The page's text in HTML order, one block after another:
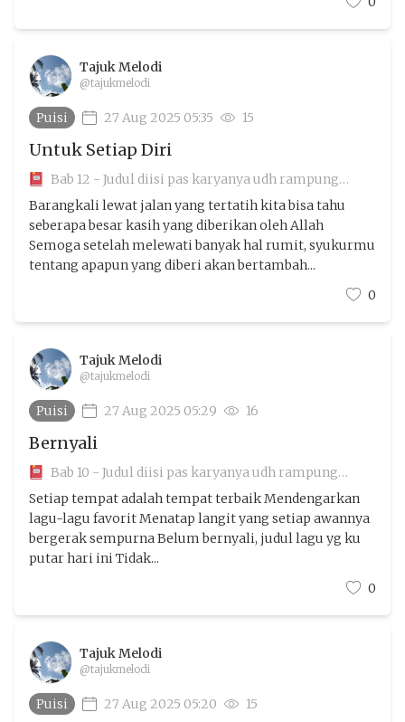
Tajuk Melodi
@tajukmelodi
Puisi 27 Aug 2025 05:35 15
Untuk Setiap Diri
Bab 12 - Judul diisi pas karyanya udh rampung
aamiin
Barangkali lewat jalan yang tertatih kita bisa tahu
seberapa besar kasih yang diberikan oleh Allah
Semoga setelah melewati banyak hal rumit, syukurmu
tentang apapun yang diberi akan bertambah...
0
Tajuk Melodi
@tajukmelodi
Puisi 27 Aug 2025 05:29 16
Bernyali
Bab 10 - Judul diisi pas karyanya udh rampung
aamiin
Setiap tempat adalah tempat terbaik Mendengarkan
lagu-lagu favorit Menatap langit yang setiap awannya
bergerak sempurna Belum bernyali, judul lagu yg ku
putar hari ini Tidak...
0
Tajuk Melodi
@tajukmelodi
Puisi 27 Aug 2025 05:20 15